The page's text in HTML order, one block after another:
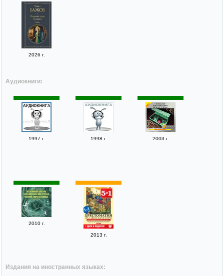
2026 г.
Аудиокниги:
1997 г. 1998 г. 2003 г.
2010 г.
2013 г.
Издания на иностранных языках: